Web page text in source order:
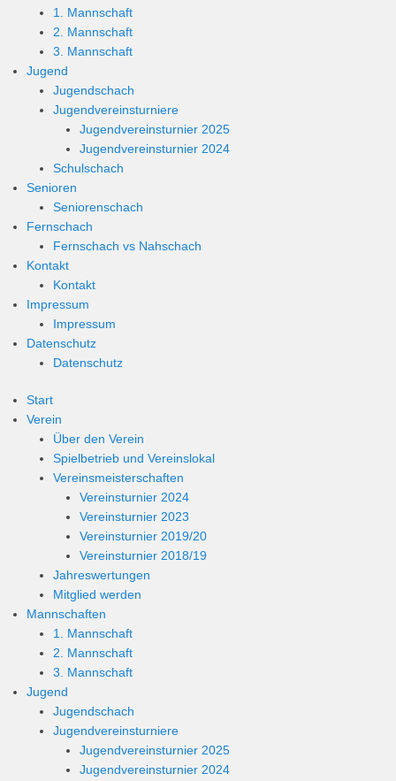
1. Mannschaft
2. Mannschaft
3. Mannschaft
Jugend
Jugendschach
Jugendvereinsturniere
Jugendvereinsturnier 2025
Jugendvereinsturnier 2024
Schulschach
Senioren
Seniorenschach
Fernschach
Fernschach vs Nahschach
Kontakt
Kontakt
Impressum
Impressum
Datenschutz
Datenschutz
Start
Verein
Über den Verein
Spielbetrieb und Vereinslokal
Vereinsmeisterschaften
Vereinsturnier 2024
Vereinsturnier 2023
Vereinsturnier 2019/20
Vereinsturnier 2018/19
Jahreswertungen
Mitglied werden
Mannschaften
1. Mannschaft
2. Mannschaft
3. Mannschaft
Jugend
Jugendschach
Jugendvereinsturniere
Jugendvereinsturnier 2025
Jugendvereinsturnier 2024